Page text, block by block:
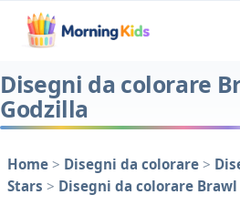
Disegni da colorare
Godzilla
Home > Disegni da colorare >
Stars > Disegni da colorare Brawl